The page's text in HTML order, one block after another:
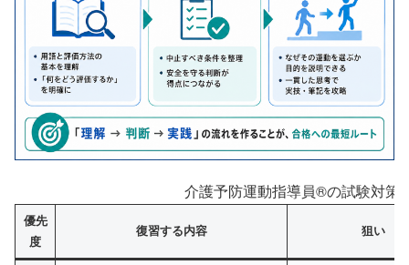
介護予防運動指導員®の試験対策
優先
度
復習する内容 狙い